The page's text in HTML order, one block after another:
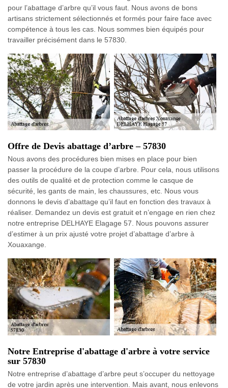
pour l’abattage d’arbre qu’il vous faut. Nous avons de bons
artisans strictement sélectionnés et formés pour faire face avec
compétence à tous les cas. Nous sommes bien équipés pour
travailler précisément dans le 57830.
Offre de Devis abattage d’arbre – 57830
Nous avons des procédures bien mises en place pour bien
passer la procédure de la coupe d’arbre. Pour cela, nous utilisons
des outils de qualité et de protection comme le casque de
sécurité, les gants de main, les chaussures, etc. Nous vous
donnons le devis d’abattage qu’il faut en fonction des travaux à
réaliser. Demandez un devis est gratuit et n’engage en rien chez
notre entreprise DELHAYE Elagage 57. Nous pouvons assurer
d’estimer à un prix ajusté votre projet d’abattage d’arbre à
Xouaxange.
Notre Entreprise d'abattage d'arbre à votre service
sur 57830
Notre entreprise d’abattage d’arbre peut s’occuper du nettoyage
de votre jardin après une intervention. Mais avant, nous enlevons